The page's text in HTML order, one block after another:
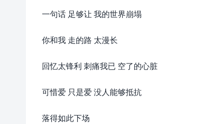
一句话 足够让 我的世界崩塌
你和我 走的路 太漫长
回忆太锋利 刺痛我已 空了的心脏
可惜爱 只是爱 没人能够抵抗
落得如此下场